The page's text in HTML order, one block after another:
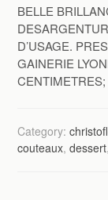
BELLE
D’USAGE.
GAINERIE
Category:
couteaux,dessert,